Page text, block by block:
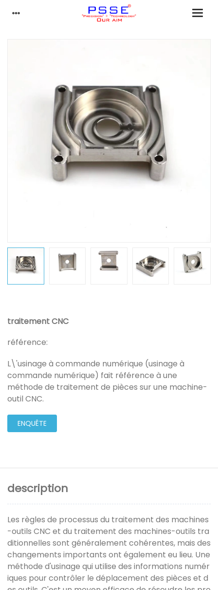
traitement CNC
référence:
L\'usinage à commande numérique (usinage à
commande numérique) fait référence à une
méthode de traitement de pièces sur une machine-
outil CNC.
ENQUÊTE
description
Les règles de processus du traitement des machines
-outils CNC et du traitement des machines-outils tra
ditionnelles sont généralement cohérentes, mais des
changements importants ont également eu lieu. Une
méthode d'usinage qui utilise des informations numér
iques pour contrôler le déplacement des pièces et d